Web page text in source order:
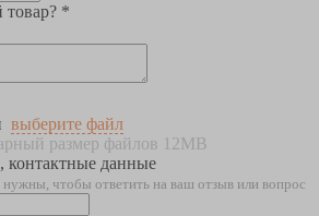
товар? *
выберите файл
размер файлов 12MB
контактные данные
чтобы ответить на ваш отзыв или вопрос